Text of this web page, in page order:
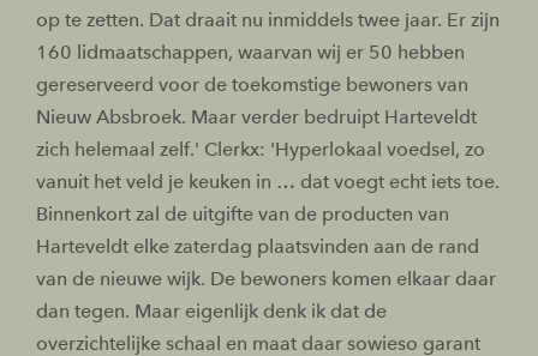
op te zetten. Dat draait nu inmiddels twee jaar. Er zijn
160 lidmaatschappen, waarvan wij er 50 hebben
gereserveerd voor de toekomstige bewoners van
Nieuw Absbroek. Maar verder bedruipt Harteveldt
zich helemaal zelf.' Clerkx: 'Hyperlokaal voedsel, zo
vanuit het veld je keuken in … dat voegt echt iets toe.
Binnenkort zal de uitgifte van de producten van
Harteveldt elke zaterdag plaatsvinden aan de rand
van de nieuwe wijk. De bewoners komen elkaar daar
dan tegen. Maar eigenlijk denk ik dat de
overzichtelijke schaal en maat daar sowieso garant